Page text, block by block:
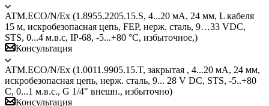
ATM.ECO/N/Ex (1.8955.2205.15.S, 4...20 мА, 24 мм, L кабеля
15 м, искробезопасная цепь, FEP, нерж. сталь, 9…33 VDC,
STS, 0...4 м.в.с, IP-68, -5...+80 °C, избыточное,)
Консультация
ATM.ECO/N/Ex (1.0011.9905.15.T, закрытая , 4...20 мА, 24 мм,
искробезопасная цепь, нерж. сталь, 9... 28 V DC, STS, -5..+80
С, 0...1 м.в.с., G 1/4" внешн., избыточно)
Консультация